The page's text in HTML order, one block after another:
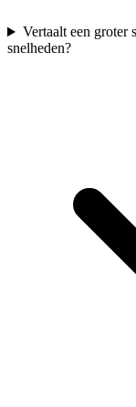
Vertaalt een groter
snelheden?